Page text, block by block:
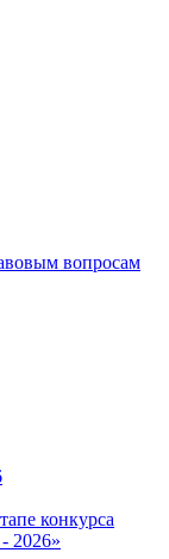
вопросам
конкурса
2026»